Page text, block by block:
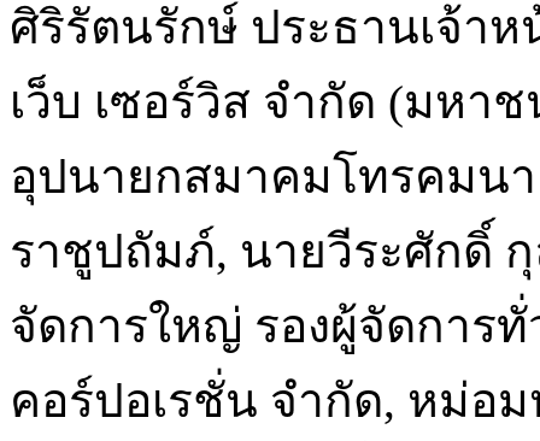
ศิริรัตนรักษ์ ประธานเจ้า
เว็บ เซอร์วิส จำกัด (มหา
อุปนายกสมาคมโทรคมน
ราชูปถัมภ์, นายวีระศักดิ์
จัดการใหญ่ รองผู้จัดการ
คอร์ปอเรชั่น จำกัด, หม่อ